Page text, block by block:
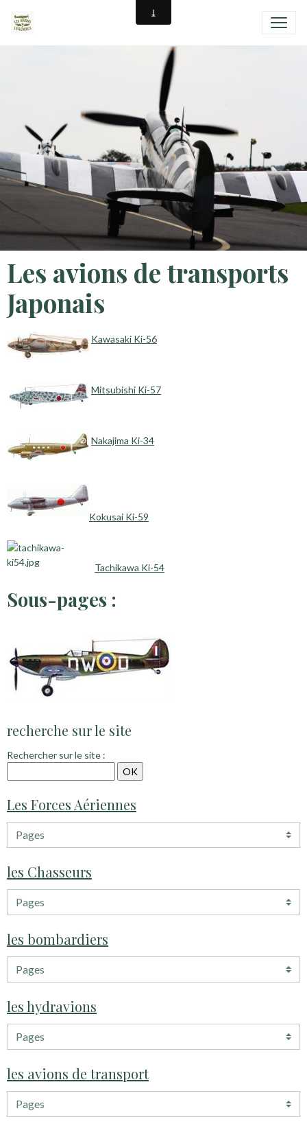
Les avions de transports
Japonais
Kawasaki Ki-56
Mitsubishi Ki-57
Nakajima Ki-34
Kokusai Ki-59
Tachikawa Ki-54
Sous-pages :
recherche sur le site
Rechercher sur le site :
Les Forces Aériennes
les Chasseurs
les bombardiers
les hydravions
les avions de transport